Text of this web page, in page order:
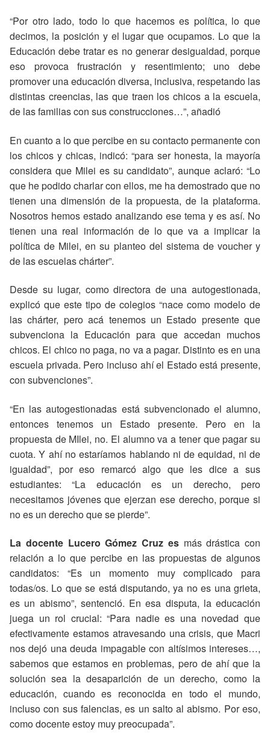
“Por otro lado, todo lo que hacemos es política, lo que
decimos, la posición y el lugar que ocupamos. Lo que la
Educación debe tratar es no generar desigualdad, porque
eso provoca frustración y resentimiento; uno debe
promover una educación diversa, inclusiva, respetando las
distintas creencias, las que traen los chicos a la escuela,
de las familias con sus construcciones…”, añadió
En cuanto a lo que percibe en su contacto permanente con
los chicos y chicas, indicó: “para ser honesta, la mayoría
considera que Milei es su candidato”, aunque aclaró: “Lo
que he podido charlar con ellos, me ha demostrado que no
tienen una dimensión de la propuesta, de la plataforma.
Nosotros hemos estado analizando ese tema y es así. No
tienen una real información de lo que va a implicar la
política de Milei, en su planteo del sistema de voucher y
de las escuelas chárter”.
Desde su lugar, como directora de una autogestionada,
explicó que este tipo de colegios “nace como modelo de
las chárter, pero acá tenemos un Estado presente que
subvenciona la Educación para que accedan muchos
chicos. El chico no paga, no va a pagar. Distinto es en una
escuela privada. Pero incluso ahí el Estado está presente,
con subvenciones”.
“En las autogestionadas está subvencionado el alumno,
entonces tenemos un Estado presente. Pero en la
propuesta de MIlei, no. El alumno va a tener que pagar su
cuota. Y ahí no estaríamos hablando ni de equidad, ni de
igualdad”, por eso remarcó algo que les dice a sus
estudiantes: “La educación es un derecho, pero
necesitamos jóvenes que ejerzan ese derecho, porque si
no es un derecho que se pierde”.
La docente Lucero Gómez Cruz esmás drástica con
relación a lo que percibe en las propuestas de algunos
candidatos: “Es un momento muy complicado para
todas/os. Lo que se está disputando, ya no es una grieta,
es un abismo”, sentenció. En esa disputa, la educación
juega un rol crucial: “Para nadie es una novedad que
efectivamente estamos atravesando una crisis, que Macri
nos dejó una deuda impagable con altísimos intereses…,
sabemos que estamos en problemas, pero de ahí que la
solución sea la desaparición de un derecho, como la
educación, cuando es reconocida en todo el mundo,
incluso con sus falencias, es un salto al abismo. Por eso,
como docente estoy muy preocupada”.